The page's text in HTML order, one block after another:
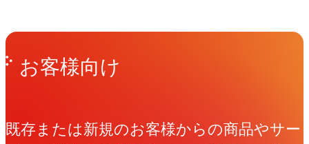
Get in Touchお問い合わせ
お客様向け
既存または新規のお客様からの商品やサー